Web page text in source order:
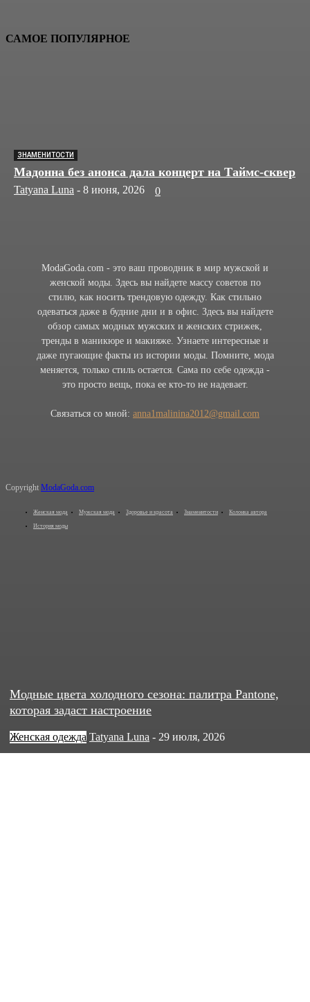
Модные цвета холодного сезона: палитра Pantone,
которая задаст настроение
Женская одежда Tatyana Luna - 29 июля, 2026
САМОЕ ПОПУЛЯРНОЕ
ЗНАМЕНИТОСТИ
Мадонна без анонса дала концерт на Таймс-сквер
Tatyana Luna - 8 июня, 2026 0
ModaGoda.com - это ваш проводник в мир мужской и
женской моды. Здесь вы найдете массу советов по
стилю, как носить трендовую одежду. Как стильно
одеваться даже в будние дни и в офис. Здесь вы найдете
обзор самых модных мужских и женских стрижек,
тренды в маникюре и макияже. Узнаете интересные и
даже пугающие факты из истории моды. Помните, мода
меняется, только стиль остается. Сама по себе одежда -
это просто вещь, пока ее кто-то не надевает.
Связаться со мной: anna1malinina2012@gmail.com
Copyright ModaGoda.com
Женская мода Мужская мода Здоровье и красота Знаменитости Колонка автора
История моды